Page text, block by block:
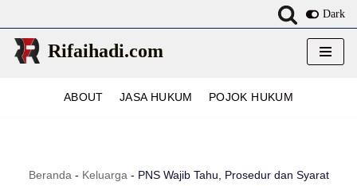
Lompat
ke
Dark
Rifaihadi.com
ABOUT JASA HUKUM POJOK HUKUM
Beranda - Keluarga - PNS Wajib Tahu, Prosedur dan Syarat